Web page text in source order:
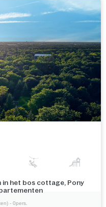
wacht op je voor een
in de buurt
- 0pers.